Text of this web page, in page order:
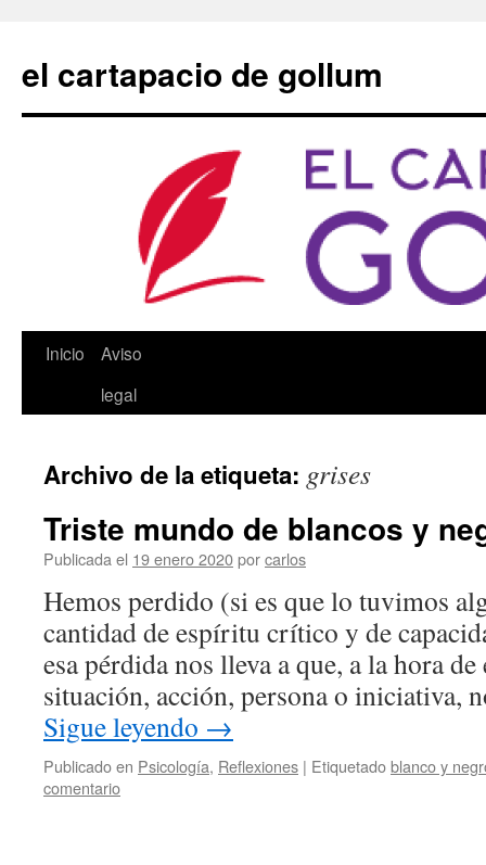
contenido
el cartapacio de gollum
Inicio
Aviso
legal
Archivo de la etiqueta: grises
Triste mundo de blancos y
Publicada el 19 enero 2020porcarlos
Hemos perdido (si es que lo tuvimos
cantidad de espíritu crítico y de
esa pérdida nos lleva a que, a la hora
situación, acción, persona o iniciativa,
Sigue leyendo →
Publicado en Psicología, Reflexiones | Etiquetadoblanco y
comentario